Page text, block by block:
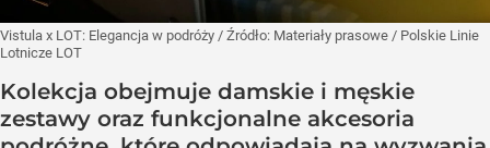
Vistula x LOT: Elegancja w podróży / Źródło: Materiały prasowe / Polskie Linie
Lotnicze LOT
Kolekcja obejmuje damskie i męskie
zestawy oraz funkcjonalne akcesoria